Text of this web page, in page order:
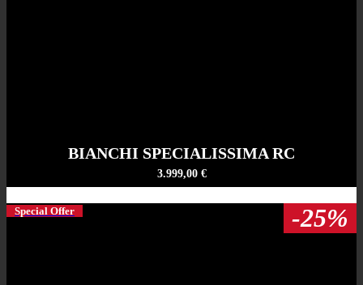
BIANCHI SPECIALISSIMA RC
3.999,00 €
Special Offer -25%